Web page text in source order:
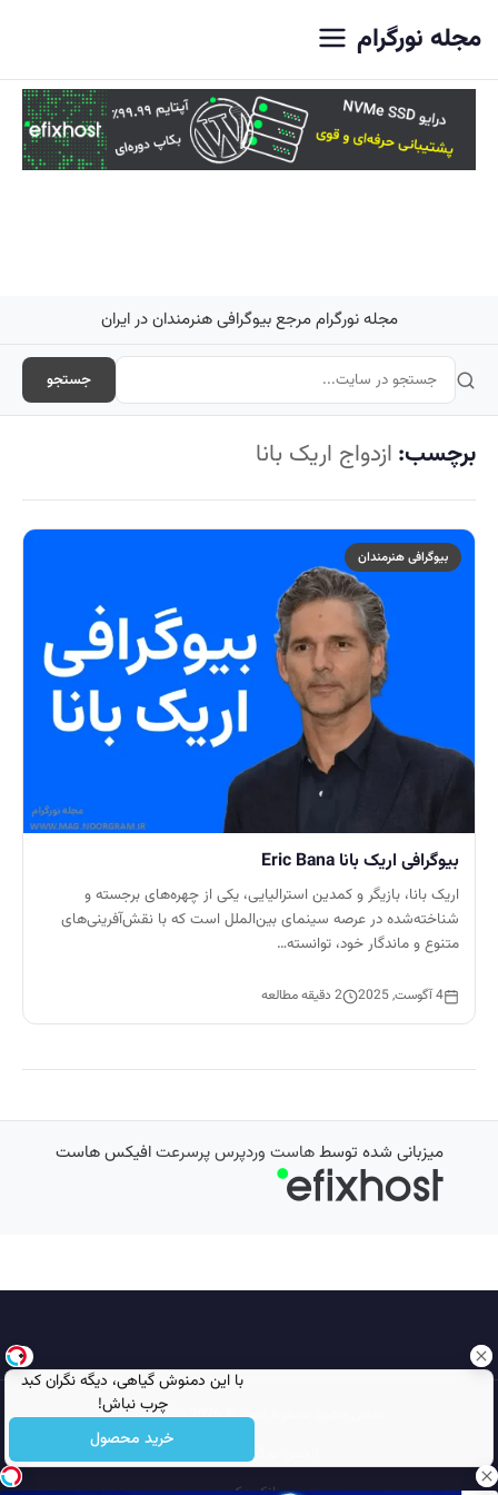
با این دمنوش گیاهی، دیگه نگران کبد
چرب نباش!
خرید محصول
مجله نورگرام
مجله نورگرام مرجع بیوگرافی هنرمندان در ایران
جستجو
برچسب: ازدواج اریک بانا
بیوگرافی هنرمندان
بیوگرافی اریک بانا Eric Bana
اریک بانا، بازیگر و کمدین استرالیایی، یکی از چهره‌های برجسته و
شناخته‌شده در عرصه سینمای بین‌الملل است که با نقش‌آفرینی‌های
متنوع و ماندگار خود، توانسته…
4 آگوست, 2025 2 دقیقه مطالعه
میزبانی شده توسطهاست وردپرس پرسرعتافیکس هاست
تمامی حقوق محفوظ است © 2026
مجله نورگرام
انجمن نورگرام